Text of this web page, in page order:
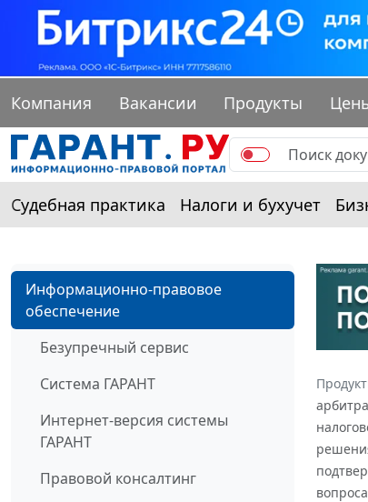
Компания Вакансии Продукты
Судебная практика Налоги и бухучет
Информационно-правовое
обеспечение
Безупречный сервис
Система ГАРАНТ
Интернет-версия системы
ГАРАНТ
Правовой консалтинг